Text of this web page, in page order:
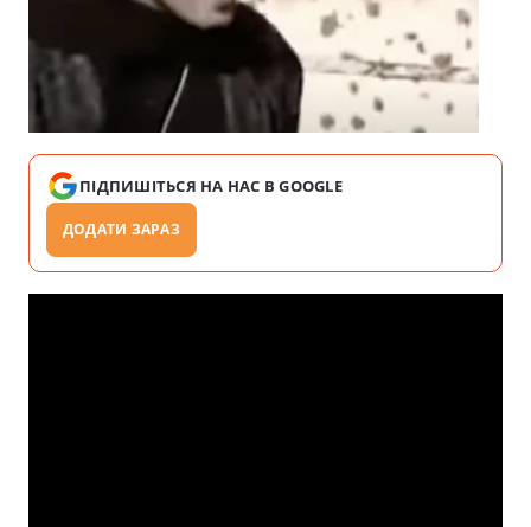
ПІДПИШІТЬСЯ НА НАС В GOOGLE
ДОДАТИ ЗАРАЗ